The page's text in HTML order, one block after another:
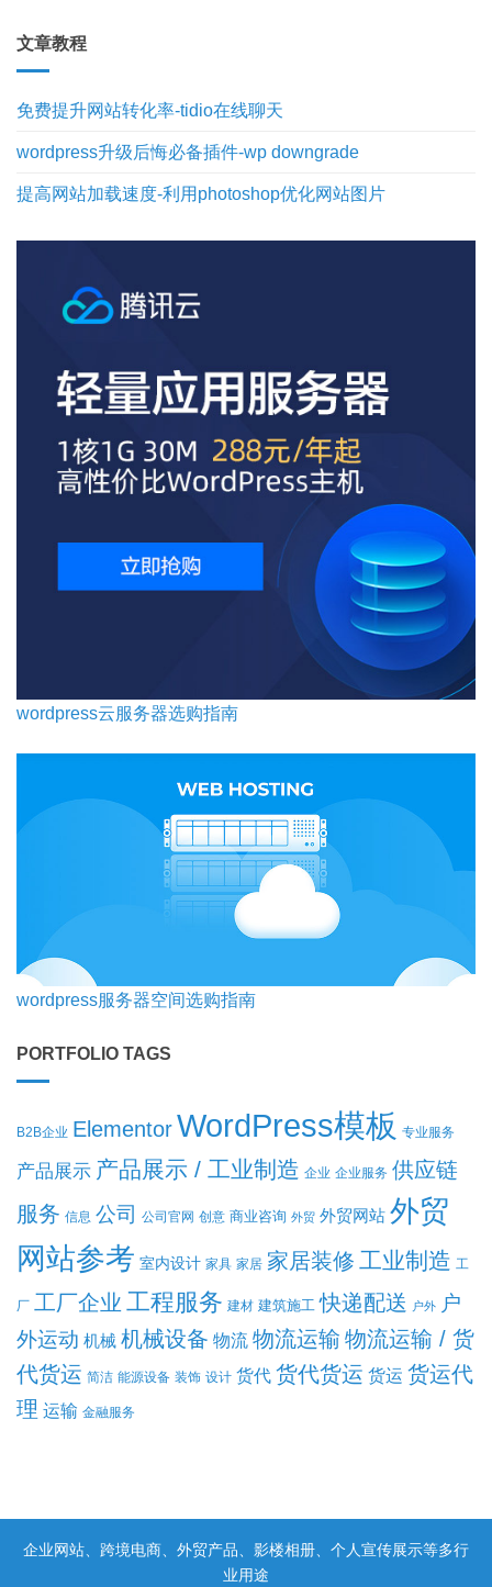
文章教程
免费提升网站转化率-tidio在线聊天
wordpress升级后悔必备插件-wp downgrade
提高网站加载速度-利用photoshop优化网站图片
wordpress云服务器选购指南
wordpress服务器空间选购指南
PORTFOLIO TAGS
B2B企业 ElementorWordPress模板 专业服务
产品展示 产品展示 / 工业制造 企业 企业服务 供应链
服务 信息 公司 公司官网 创意 商业咨询 外贸 外贸网站 外贸
网站参考 室内设计 家具 家居 家居装修 工业制造 工
厂 工厂企业 工程服务 建材 建筑施工 快递配送 户外
户
外运动 机械 机械设备 物流 物流运输 物流运输 / 货
代货运 简洁 能源设备 装饰 设计 货代 货代货运 货运 货运代
理 运输 金融服务
企业网站、跨境电商、外贸产品、影楼相册、个人宣传展示等多行
业用途